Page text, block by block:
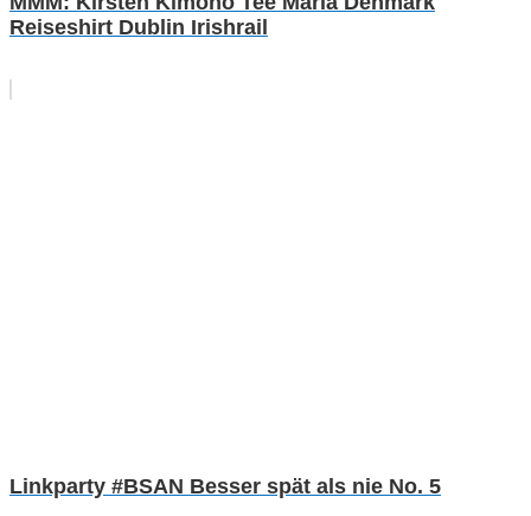
Reiseshirt Dublin Irishrail
Linkparty #BSAN Besser spät als nie No. 5